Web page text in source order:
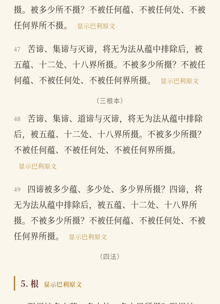
摄。被多少所不摄？不被任何蕴、不被任何处、不被
任何界所不摄。
显示巴利原文
47
苦谛、集谛与灭谛，将无为法从蕴中排除后，被
五蕴、十二处、十八界所摄。不被多少所摄？不被任
何蕴、不被任何处、不被任何界所摄。
显示巴利原文
（三根本）
48
苦谛、集谛、道谛与灭谛，将无为法从蕴中排除
后，被五蕴、十二处、十八界所摄。不被多少所摄？
不被任何蕴、不被任何处、不被任何界所摄。
显示巴利原文
49
四谛被多少蕴、多少处、多少界所摄？四谛，将
无为法从蕴中排除后，被五蕴、十二处、十八界所
摄。不被多少所摄？不被任何蕴、不被任何处、不被
任何界所摄。
显示巴利原文
（四法）
5. 根 显示巴利原文